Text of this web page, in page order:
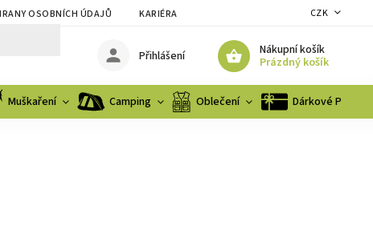
OSOBNÍCH ÚDAJŮ KARIÉRA CZK
Nákupní košík
Prázdný košík
Přihlášení
Muškaření Camping Oblečení Dárkové